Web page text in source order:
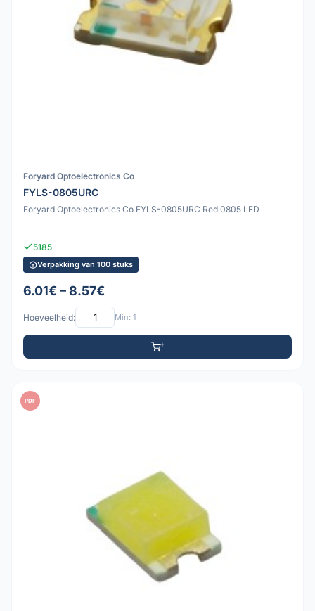
Foryard Optoelectronics Co
FYLS-0805URC
Foryard Optoelectronics Co FYLS-0805URC Red 0805 LED
5185
Verpakking van 100 stuks
6.01€ – 8.57€
Hoeveelheid: Min: 1
PDF